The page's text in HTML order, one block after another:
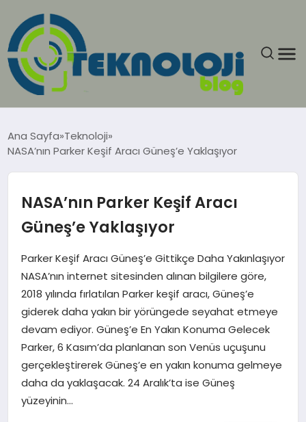
EĞITIM
EKONOMI
GÜNDEM
YAŞAM
Ana Sayfa Teknoloji
NASA’nın Parker Keşif Aracı Güneş’e Yaklaşıyor
NASA’nın Parker Keşif Aracı
Güneş’e Yaklaşıyor
Parker Keşif Aracı Güneş’e Gittikçe Daha Yakınlaşıyor
NASA’nın internet sitesinden alınan bilgilere göre,
2018 yılında fırlatılan Parker keşif aracı, Güneş’e
giderek daha yakın bir yörüngede seyahat etmeye
devam ediyor. Güneş’e En Yakın Konuma Gelecek
Parker, 6 Kasım’da planlanan son Venüs uçuşunu
gerçekleştirerek Güneş’e en yakın konuma gelmeye
daha da yaklaşacak. 24 Aralık’ta ise Güneş
yüzeyinin…